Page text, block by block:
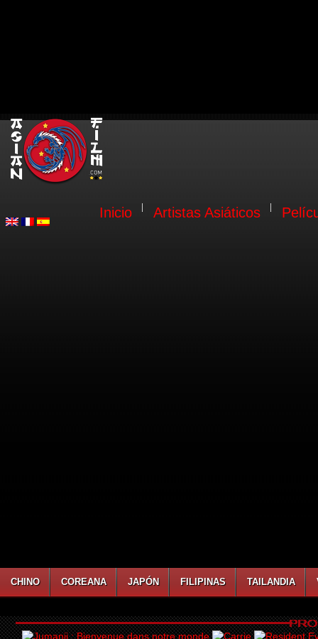
Inicio Artistas Asiáticos
CHINO COREANA JAPÓN FILIPINAS TAILANDIA